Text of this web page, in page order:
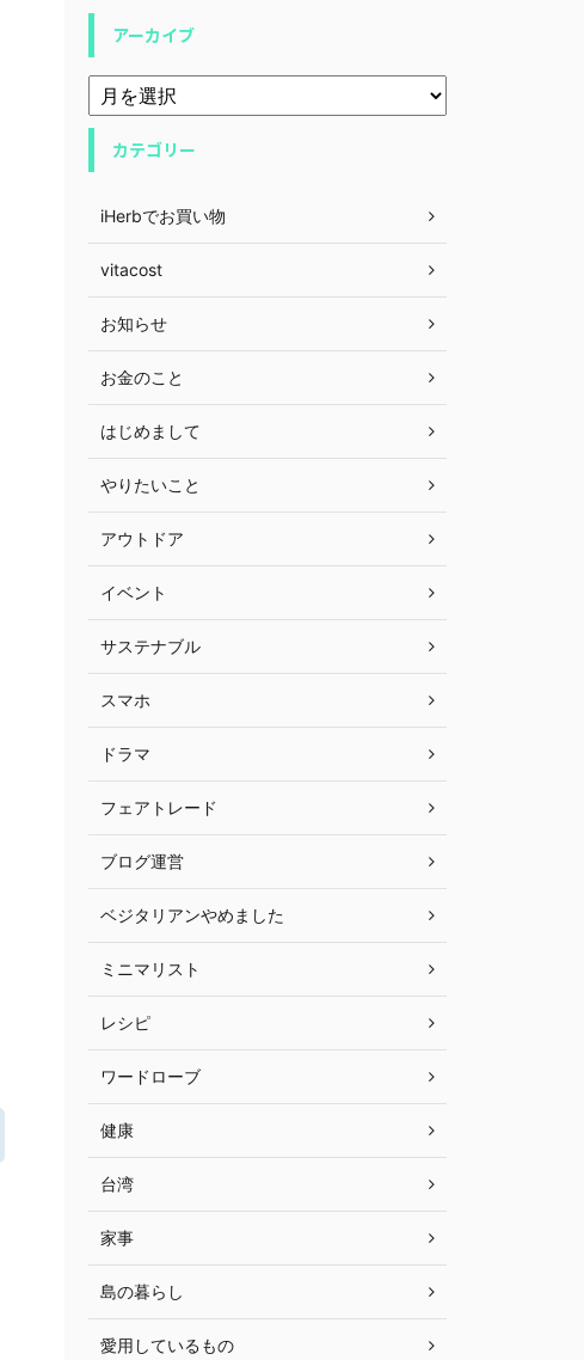
アーカイブ
カテゴリー
iHerbでお買い物
vitacost
お知らせ
お金のこと
はじめまして
やりたいこと
アウトドア
イベント
サステナブル
スマホ
ドラマ
フェアトレード
ブログ運営
ベジタリアンやめました
ミニマリスト
レシピ
ワードローブ
健康
台湾
家事
島の暮らし
愛用しているもの